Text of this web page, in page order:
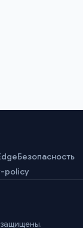
Безопасность
policy
защищены.